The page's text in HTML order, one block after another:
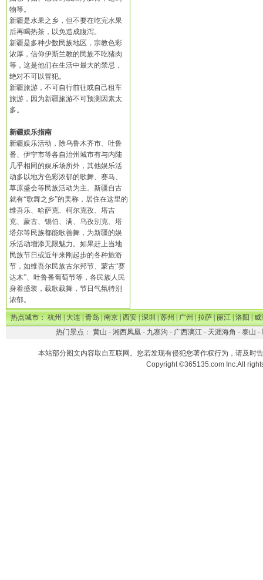
物等。
新疆是水果之乡，但不要在吃完水果
后再喝热茶，以免造成腹泻。
新疆是多种少数民族地区，宗教色彩
浓厚，信仰伊斯兰教的民族不吃猪肉
等，这是他们在生活中最大的禁忌，
绝对不可以冒犯。
新疆旅游，不可自行前往或自己租车
旅游，因为新疆旅游不可预测因素太
多。
新疆娱乐指南
新疆娱乐活动，除乌鲁木齐市、吐鲁
番、伊宁市等各自治州城市有与内陆
几乎相同的娱乐场所外，其他娱乐活
动多以地方色彩浓郁的歌舞、赛马、
草原盛会等民族活动为主。新疆自古
就有“歌舞之乡”的美称，居住在这里的
维吾乐、哈萨克、柯尔克孜、塔吉
克、蒙古、锡伯、满、乌孜别克、塔
塔尔等民族都能歌善舞，为新疆的娱
乐活动增添无限魅力。如果赶上当地
民族节日或近年来刚起步的各种旅游
节，如维吾尔民族古尔邦节、蒙古“赛
达木”、吐鲁番葡萄节等，各民族人民
身着盛装，载歌载舞，节日气氛特别
浓郁。
热点城市：杭州|大连|青岛|南京|西安|深圳|苏州|广州|拉萨|丽江|洛阳|威
热门景点： 黄山 - 湘西凤凰- 九寨沟 - 广西漓江- 天涯海角 - 泰山 -
本站部分图文内容取自互联网。您若发现有侵犯您著作权行为，请及时
Copyright ©365135.com Inc.All